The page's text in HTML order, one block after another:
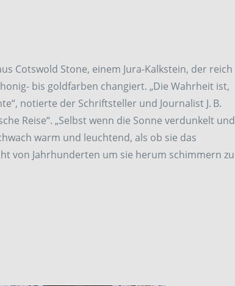
Cotswold Stone, einem Jura-Kalkstein, der reich
bis goldfarben changiert. „Die Wahrheit ist,
notierte der Schriftsteller und Journalist J. B.
Reise“. „Selbst wenn die Sonne verdunkelt und
warm und leuchtend, als ob sie das
von Jahrhunderten um sie herum schimmern zu